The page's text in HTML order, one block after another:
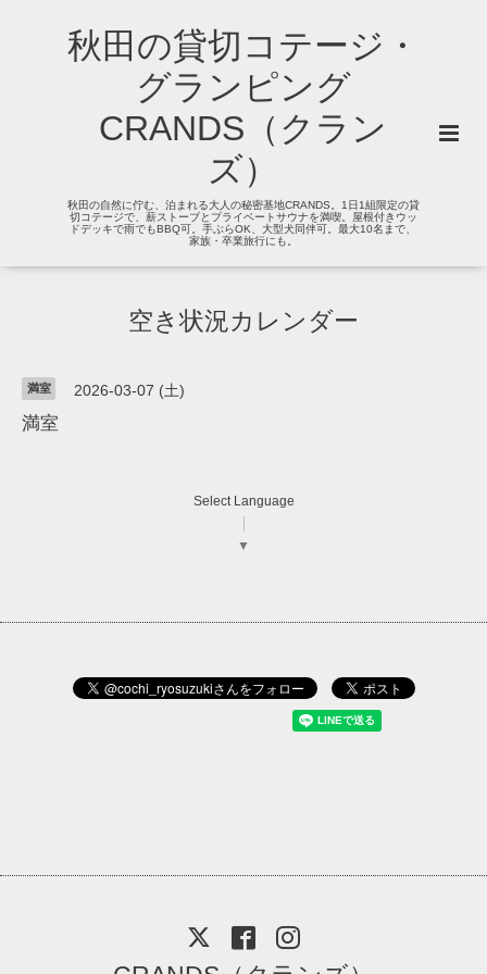
秋田の貸切コテージ・
グランピング
CRANDS（クラン
ズ）
秋田の自然に佇む、泊まれる大人の秘密基地CRANDS。1日1組限定の貸
切コテージで、薪ストーブとプライベートサウナを満喫。屋根付きウッ
ドデッキで雨でもBBQ可。手ぶらOK、大型犬同伴可。最大10名まで、
家族・卒業旅行にも。
空き状況カレンダー
満室 2026-03-07 (土)
満室
Select Language
▼